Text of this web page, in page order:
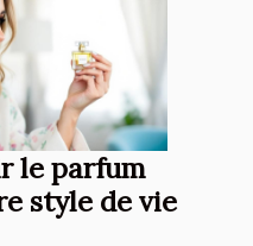
le parfum
style de vie